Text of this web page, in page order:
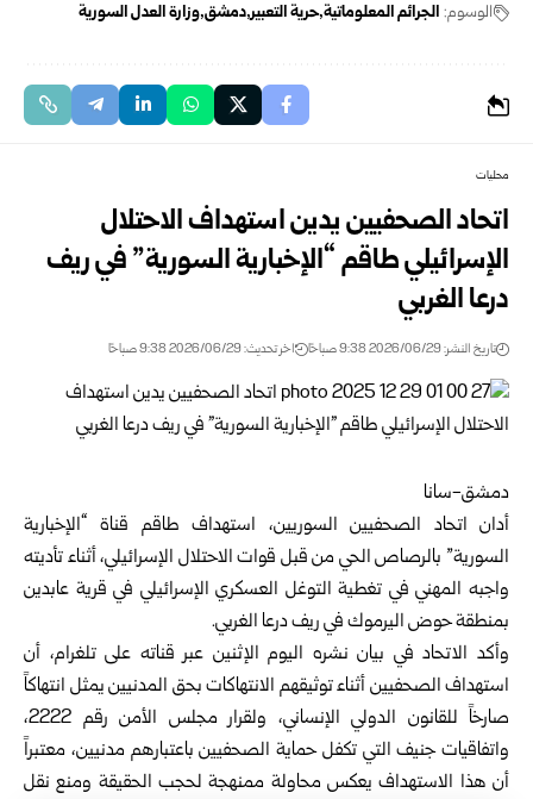
الوسوم: الجرائم المعلوماتية حرية التعبير دمشق وزارة العدل السورية
محليات
اتحاد الصحفيين يدين استهداف الاحتلال
الإسرائيلي طاقم “الإخبارية السورية” في ريف
درعا الغربي
تاريخ النشر: 2026/06/29 9:38 صباحًا اخر تحديث: 2026/06/29 9:38 صباحًا
دمشق-سانا
أداناتحاد الصحفيين السوريين، استهداف طاقم قناة “الإخبارية
السورية” بالرصاص الحي من قبل قوات الاحتلال الإسرائيلي، أثناء تأديته
واجبه المهني في تغطية التوغل العسكري الإسرائيلي في قرية عابدين
بمنطقة حوض اليرموك في ريفدرعا الغربي.
وأكد الاتحاد في بيان نشره اليوم الإثنين عبر قناته على تلغرام، أن
استهداف الصحفيين أثناء توثيقهم الانتهاكات بحق المدنيين يمثل انتهاكاً
صارخاً للقانون الدولي الإنساني، ولقرار مجلس الأمن رقم 2222،
واتفاقيات جنيف التي تكفل حماية الصحفيين باعتبارهم مدنيين، معتبراً
أن هذا الاستهداف يعكس محاولة ممنهجة لحجب الحقيقة ومنع نقل